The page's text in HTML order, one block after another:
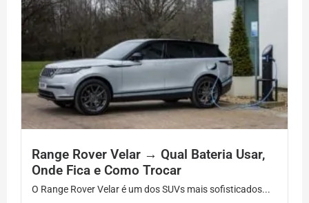
Range Rover Velar → Qual Bateria Usar,
Onde Fica e Como Trocar
O Range Rover Velar é um dos SUVs mais sofisticados...